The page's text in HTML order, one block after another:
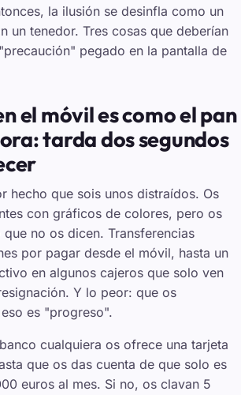
la ilusión se desinfla como un
un tenedor. Tres cosas que deberían
pegado en la pantalla de
el móvil es como el pan
tarda dos segundos
hecho que sois unos distraídos. Os
con gráficos de colores, pero os
no os dicen. Transferencias
por pagar desde el móvil, hasta un
en algunos cajeros que solo ven
Y lo peor: que os
es "progreso".
cualquiera os ofrece una tarjeta
que os das cuenta de que solo es
euros al mes. Si no, os clavan 5